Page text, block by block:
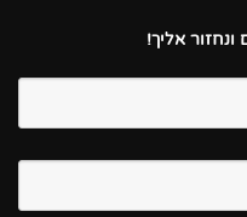
אליך!